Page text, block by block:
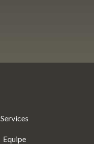
Services
Equipe